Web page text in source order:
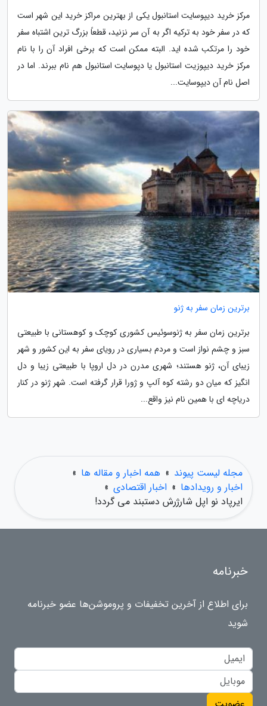
مرکز خرید دیپوسایت استانبول یکی از بهترین مراکز خرید این شهر است
که در سفر خود به ترکیه اگر به آن سر نزنید، قطعاً بزرگ ترین اشتباه سفر
خود را مرتکب شده اید. البته ممکن است که برخی افراد آن را با نام
مرکز خرید دیپوزیت استانبول یا دپوسایت استانبول هم نام ببرند. اما در
اصل نام آن دیپوسایت...
برترین زمان سفر به ژنو
برترین زمان سفر به ژنوسوئیس کشوری کوچک و کوهستانی با طبیعتی
سبز و چشم نواز است و مردم بسیاری در رویای سفر به این کشور و شهر
زیبای آن، ژنو هستند؛ شهری مدرن در دل اروپا با طبیعتی زیبا و دل
انگیز که میان دو رشته کوه آلپ و ژورا قرار گرفته است. شهر ژنو در کنار
دریاچه ای با همین نام نیز واقع...
مجله لیست پیوند » همه اخبار و مقاله ها »
اخبار و رویدادها » اخبار اقتصادی »
ایرپاد نو اپل شارژرش دستبند می گردد!
خبرنامه
برای اطلاع از آخرین تخفیفات و پروموشن‌ها عضو خبرنامه
شوید